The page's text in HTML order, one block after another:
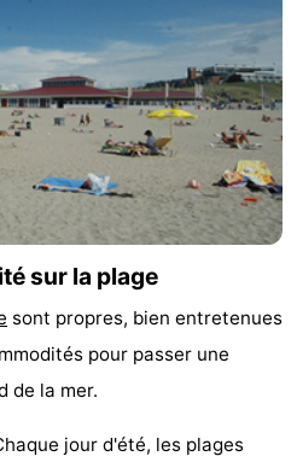
sur la plage
sont propres, bien entretenues
pour passer une
de la mer.
jour d'été, les plages